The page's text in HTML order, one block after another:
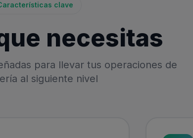
clave
necesitas
para llevar tus operaciones de
al siguiente nivel